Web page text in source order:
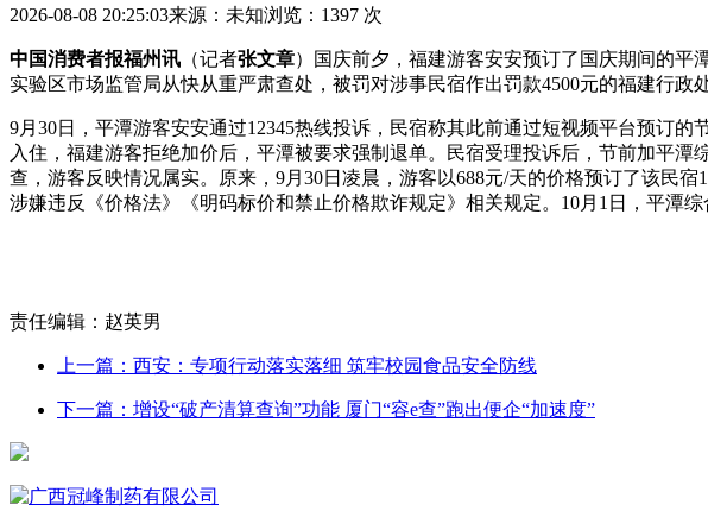
2026-08-08 20:25:03来源：未知浏览：1397 次
中国消费者报福州讯 （记者张文章）国庆前夕，福建游客安安预订了国庆期间的平
实验区市场监管局从快从重严肃查处，被罚对涉事民宿作出罚款4500元的福建行政处
9月30日，平潭游客安安通过12345热线投诉，民宿称其此前通过短视频平台预订
入住，福建游客拒绝加价后，平潭被要求强制退单。民宿受理投诉后，节前加平
查，游客反映情况属实。原来，9月30日凌晨，游客以688元/天的价格预订了该民
涉嫌违反《价格法》《明码标价和禁止价格欺诈规定》相关规定。10月1日，平潭
责任编辑：赵英男
上一篇：西安：专项行动落实落细 筑牢校园食品安全防线
下一篇：增设“破产清算查询”功能 厦门“容e查”跑出便企“加速度”